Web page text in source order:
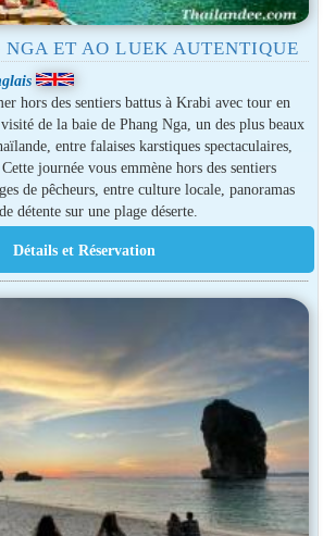
ET AO LUEK AUTENTIQUE
hors des sentiers battus à Krabi avec tour en
de la baie de Phang Nga, un des plus beaux
entre falaises karstiques spectaculaires,
journée vous emmène hors des sentiers
de pêcheurs, entre culture locale, panoramas
détente sur une plage déserte.